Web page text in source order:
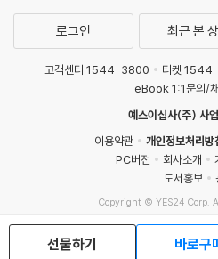
선물하기 바로구
로그인 최근 본
고객센터 1544-3800 티켓
eBook 1:1문의/
예스이십사(주) 사
이용약관
개인정보처리방
PC버전
회사소개
도서홍보
Copyright © YES24 Corp.